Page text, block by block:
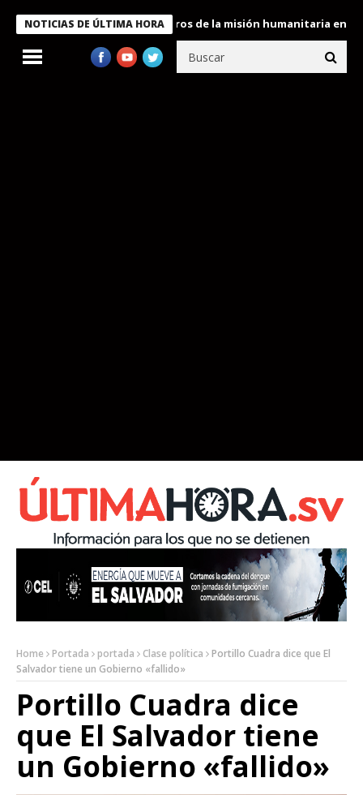
NOTICIAS DE ÚLTIMA HORA
condecora a miembros de la misión humanitaria enviada a
Home Portada portada Clase política
Portillo Cuadra dice que El
Salvador tiene un Gobierno «fallido»
Portillo Cuadra dice
que El Salvador tiene
un Gobierno «fallido»